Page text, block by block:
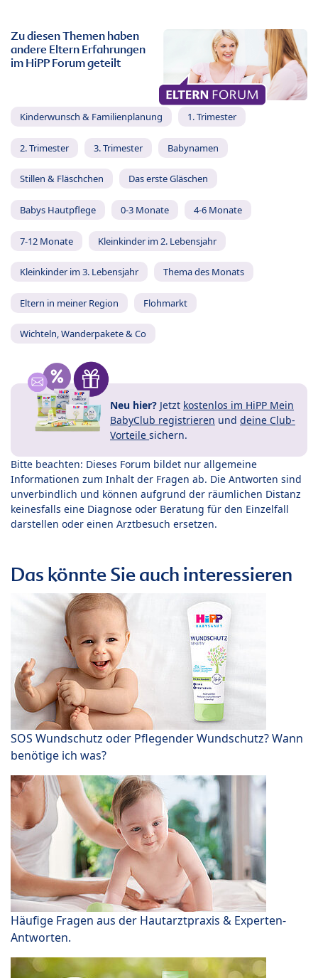
Zu diesen Themen haben
andere Eltern Erfahrungen
im HiPP Forum geteilt
Kinderwunsch & Familienplanung 1. Trimester
2. Trimester 3. Trimester Babynamen
Stillen & Fläschchen Das erste Gläschen
Babys Hautpflege 0-3 Monate 4-6 Monate
7-12 Monate Kleinkinder im 2. Lebensjahr
Kleinkinder im 3. Lebensjahr Thema des Monats
Eltern in meiner Region Flohmarkt
Wichteln, Wanderpakete & Co
Neu hier? Jetzt kostenlos im HiPP Mein
BabyClub registrieren und deine Club-
Vorteile sichern.
Bitte beachten: Dieses Forum bildet nur allgemeine
Informationen zum Inhalt der Fragen ab. Die Antworten sind
unverbindlich und können aufgrund der räumlichen Distanz
keinesfalls eine Diagnose oder Beratung für den Einzelfall
darstellen oder einen Arztbesuch ersetzen.
Das könnte Sie auch interessieren
SOS Wundschutz oder Pflegender Wundschutz? Wann
benötige ich was?
Häufige Fragen aus der Hautarztpraxis & Experten-
Antworten.